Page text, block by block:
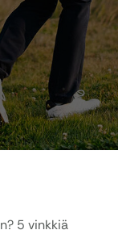
5 vinkkiä